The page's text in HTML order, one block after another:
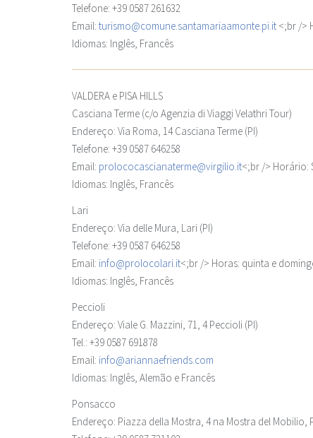
Telefone: +39 0587 261632
Email: turismo@comune.santamariaamonte.pi.it <;br />
Idiomas: Inglês, Francês
VALDERA e PISA HILLS
Casciana Terme (c/o Agenzia di Viaggi Velathri Tour)
Endereço: Via Roma, 14 Casciana Terme (PI)
Telefone: +39 0587 646258
Email: prolococascianaterme@virgilio.it<;br /> Horário:
Idiomas: Inglês, Francês
Lari
Endereço: Via delle Mura, Lari (PI)
Telefone: +39 0587 646258
Email: info@prolocolari.it<;br /> Horas: quinta e
Idiomas: Inglês, Francês
Peccioli
Endereço: Viale G. Mazzini, 71, 4 Peccioli (PI)
Tel.: +39 0587 691878
Email: info@ariannaefriends.com
Idiomas: Inglês, Alemão e Francês
Ponsacco
Endereço: Piazza della Mostra, 4 na Mostra del Mobilio,